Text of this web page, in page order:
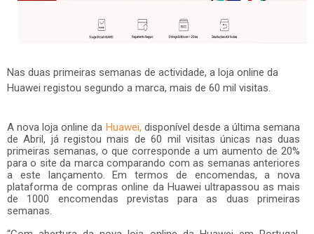
Nas duas primeiras semanas de actividade, a loja online da
Huawei registou segundo a marca, mais de 60 mil visitas.
A nova loja online da Huawei, disponível desde a última semana
de Abril, já registou mais de 60 mil visitas únicas nas duas
primeiras semanas, o que corresponde a um aumento de 20%
para o site da marca comparando com as semanas anteriores
a este lançamento. Em termos de encomendas, a nova
plataforma de compras online da Huawei ultrapassou as mais
de 1000 encomendas previstas para as duas primeiras
semanas.